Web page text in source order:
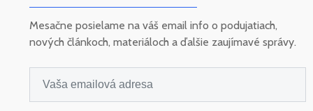
Mesačne posielame na váš email info o podujatiach,
nových článkoch, materiáloch a ďalšie zaujímavé správy.